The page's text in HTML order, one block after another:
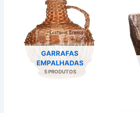
GARRAFAS
EMPALHADAS
5 PRODUTOS